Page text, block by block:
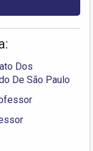
Dos
De São Paulo